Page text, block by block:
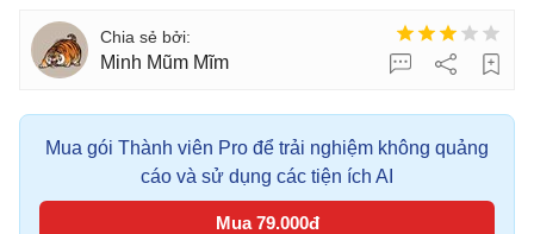
Minh Mũm Mĩm
Mua gói Thành viên Pro để trải nghiệm không quảng
cáo và sử dụng các tiện ích AI
Mua 79.000đ